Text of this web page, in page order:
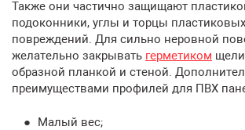
Также они частично защищают
подоконники, углы и торцы
повреждений. Для сильно неровной
желательно закрывать герметиком
образной планкой и стеной.
преимуществами профилей для ПВХ
Малый вес;